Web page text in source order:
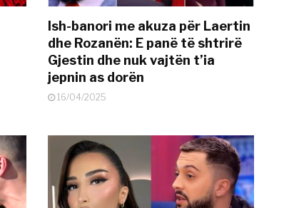
Ish-banori me akuza për Laertin
dhe Rozanën: E panë të shtrirë
Gjestin dhe nuk vajtën t’ia
jepnin as dorën
16/04/2025